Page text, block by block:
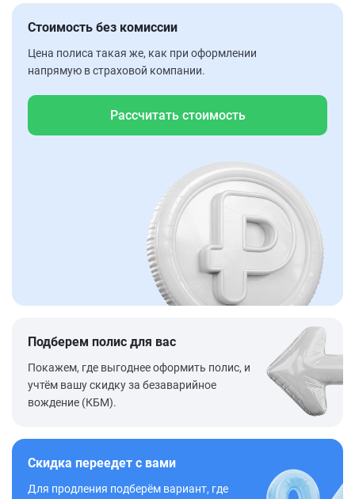
Стоимость без комиссии
Цена полиса такая же, как при оформлении
напрямую в страховой компании.
Рассчитать стоимость
Подберем полис для вас
Покажем, где выгоднее оформить полис, и
учтём вашу скидку за безаварийное
вождение (КБМ).
Скидка переедет с вами
Для продления подберём вариант, где